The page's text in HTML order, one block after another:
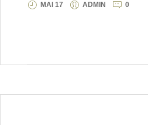
MAI 17 ADMIN 0